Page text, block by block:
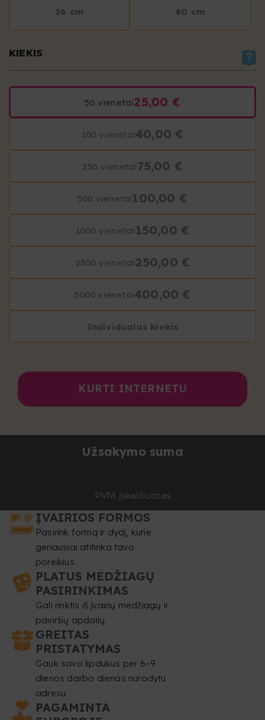
36 cm 40 cm
KIEKIS
50 vienetai25,00 €
100 vienetai40,00 €
250 vienetai75,00 €
500 vienetai100,00 €
1000 vienetai 150,00 €
2500 vienetai250,00 €
5000 vienetai400,00 €
Individualus kiekis
KURTI INTERNETU
Užsakymo suma
PVM įskaičiuotas
ĮVAIRIOS FORMOS
Pasirink formą ir dydį, kurie
geriausiai atitinka tavo
poreikius.
PLATUS MEDŽIAGŲ
PASIRINKIMAS
Gali rinktis iš įvairių medžiagų ir
paviršių apdailų.
GREITAS
PRISTATYMAS
Gauk savo lipdukus per 6–9
dienos darbo dienas nurodytu
adresu.
PAGAMINTA